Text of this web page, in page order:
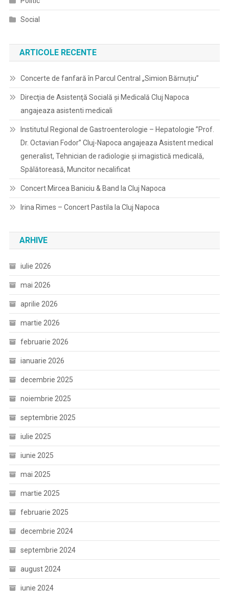
Social
ARTICOLE RECENTE
Concerte de fanfară în Parcul Central „Simion Bărnuțiu”
Direcţia de Asistenţă Socială şi Medicală Cluj Napoca
angajeaza asistenti medicali
Institutul Regional de Gastroenterologie – Hepatologie ”Prof.
Dr. Octavian Fodor” Cluj-Napoca angajeaza Asistent medical
generalist, Tehnician de radiologie și imagistică medicală,
Spălătoreasă, Muncitor necalificat
Concert Mircea Baniciu & Band la Cluj Napoca
Irina Rimes – Concert Pastila la Cluj Napoca
ARHIVE
iulie 2026
mai 2026
aprilie 2026
martie 2026
februarie 2026
ianuarie 2026
decembrie 2025
noiembrie 2025
septembrie 2025
iulie 2025
iunie 2025
mai 2025
martie 2025
februarie 2025
decembrie 2024
septembrie 2024
august 2024
iunie 2024